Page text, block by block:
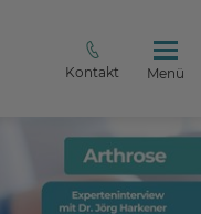
Kontakt Menü